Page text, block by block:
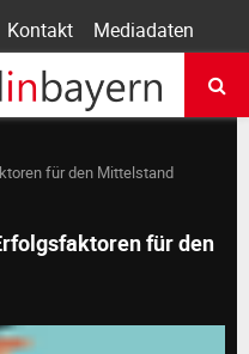
Kontakt Mediadaten
für den Mittelstand
für den